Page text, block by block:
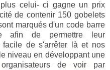
celui- ci gagne un prix
de contenir 150 gobelets
marqués d'un code barre
afin de permettre leur
facile de s'arrêter là et nos
niveau en développant une
rganisateurs de voir par